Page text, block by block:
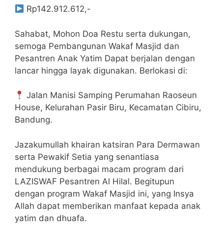
Rp142.912.612,-
Sahabat, Mohon Doa Restu serta dukungan,
semoga Pembangunan Wakaf Masjid dan
Pesantren Anak Yatim Dapat berjalan dengan
lancar hingga layak digunakan. Berlokasi di:
Jalan Manisi Samping Perumahan Raoseun
House, Kelurahan Pasir Biru, Kecamatan Cibiru,
Bandung.
Jazakumullah khairan katsiran Para Dermawan
serta Pewakif Setia yang senantiasa
mendukung berbagai macam program dari
LAZISWAF Pesantren Al Hilal. Begitupun
dengan program Wakaf Masjid ini, yang Insya
Allah dapat memberikan manfaat kepada anak
yatim dan dhuafa.